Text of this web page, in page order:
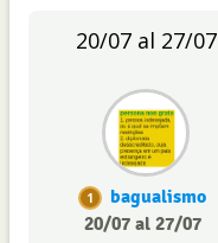
20/07 al 27/07
1
bagualismo
20/07 al 27/07